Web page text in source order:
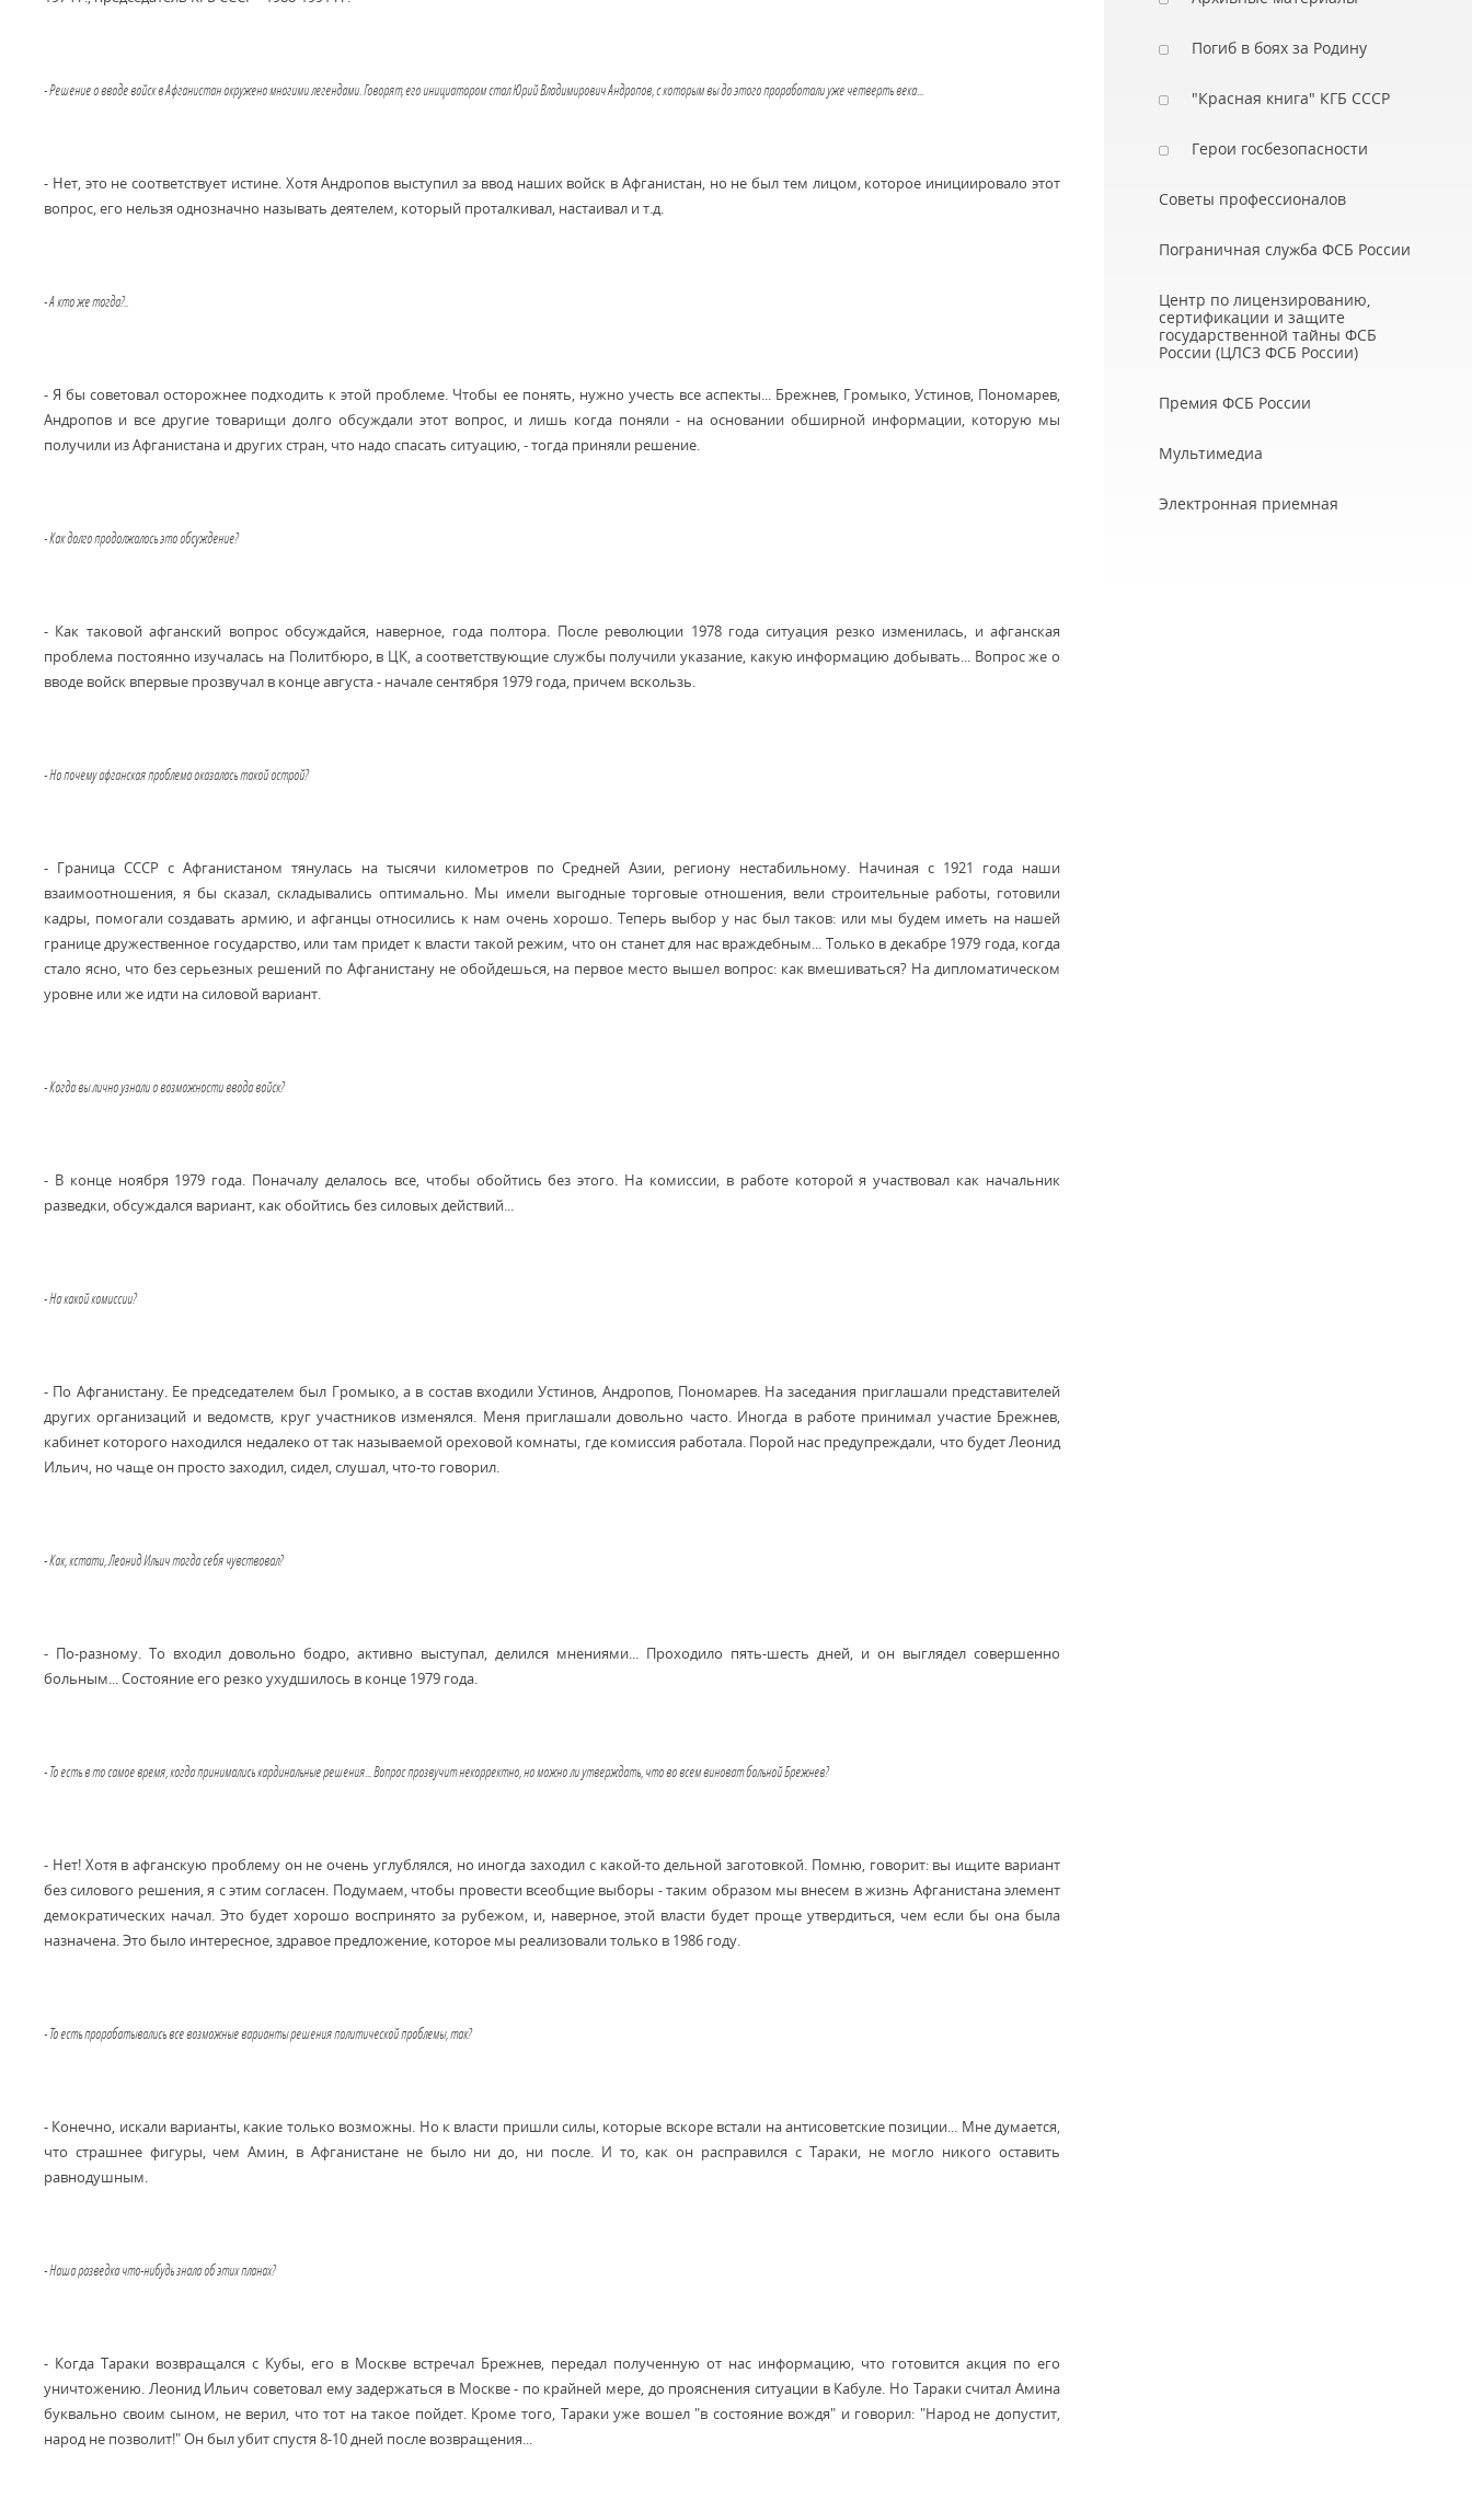
- Решение о вводе войск в Афганистан окружено многими легендами. Говорят, его инициатором стал Юрий Владимирович Андропов, с которым вы до этого проработали уже четверть века...
- Нет, это не соответствует истине. Хотя Андропов выступил за ввод наших войск в Афганистан, но не был тем лицом, которое инициировало этот
вопрос, его нельзя однозначно называть деятелем, который проталкивал, настаивал и т.д.
- А кто же тогда?..
- Я бы советовал осторожнее подходить к этой проблеме. Чтобы ее понять, нужно учесть все аспекты... Брежнев, Громыко, Устинов, Пономарев,
Андропов и все другие товарищи долго обсуждали этот вопрос, и лишь когда поняли - на основании обширной информации, которую мы
получили из Афганистана и других стран, что надо спасать ситуацию, - тогда приняли решение.
- Как долго продолжалось это обсуждение?
- Как таковой афганский вопрос обсуждайся, наверное, года полтора. После революции 1978 года ситуация резко изменилась, и афганская
проблема постоянно изучалась на Политбюро, в ЦК, а соответствующие службы получили указание, какую информацию добывать... Вопрос же о
вводе войск впервые прозвучал в конце августа - начале сентября 1979 года, причем вскользь.
- Но почему афганская проблема оказалась такой острой?
- Граница СССР с Афганистаном тянулась на тысячи километров по Средней Азии, региону нестабильному. Начиная с 1921 года наши
взаимоотношения, я бы сказал, складывались оптимально. Мы имели выгодные торговые отношения, вели строительные работы, готовили
кадры, помогали создавать армию, и афганцы относились к нам очень хорошо. Теперь выбор у нас был таков: или мы будем иметь на нашей
границе дружественное государство, или там придет к власти такой режим, что он станет для нас враждебным... Только в декабре 1979 года, когда
стало ясно, что без серьезных решений по Афганистану не обойдешься, на первое место вышел вопрос: как вмешиваться? На дипломатическом
уровне или же идти на силовой вариант.
- Когда вы лично узнали о возможности ввода войск?
- В конце ноября 1979 года. Поначалу делалось все, чтобы обойтись без этого. На комиссии, в работе которой я участвовал как начальник
разведки, обсуждался вариант, как обойтись без силовых действий...
- На какой комиссии?
- По Афганистану. Ее председателем был Громыко, а в состав входили Устинов, Андропов, Пономарев. На заседания приглашали представителей
других организаций и ведомств, круг участников изменялся. Меня приглашали довольно часто. Иногда в работе принимал участие Брежнев,
кабинет которого находился недалеко от так называемой ореховой комнаты, где комиссия работала. Порой нас предупреждали, что будет Леонид
Ильич, но чаще он просто заходил, сидел, слушал, что-то говорил.
- Как, кстати, Леонид Ильич тогда себя чувствовал?
- По-разному. То входил довольно бодро, активно выступал, делился мнениями... Проходило пять-шесть дней, и он выглядел совершенно
больным... Состояние его резко ухудшилось в конце 1979 года.
- То есть в то самое время, когда принимались кардинальные решения... Вопрос прозвучит некорректно, но можно ли утверждать, что во всем виноват больной Брежнев?
- Нет! Хотя в афганскую проблему он не очень углублялся, но иногда заходил с какой-то дельной заготовкой. Помню, говорит: вы ищите вариант
без силового решения, я с этим согласен. Подумаем, чтобы провести всеобщие выборы - таким образом мы внесем в жизнь Афганистана элемент
демократических начал. Это будет хорошо воспринято за рубежом, и, наверное, этой власти будет проще утвердиться, чем если бы она была
назначена. Это было интересное, здравое предложение, которое мы реализовали только в 1986 году.
- То есть прорабатывались все возможные варианты решения политической проблемы, так?
- Конечно, искали варианты, какие только возможны. Но к власти пришли силы, которые вскоре встали на антисоветские позиции... Мне думается,
что страшнее фигуры, чем Амин, в Афганистане не было ни до, ни после. И то, как он расправился с Тараки, не могло никого оставить
равнодушным.
- Наша разведка что-нибудь знала об этих планах?
- Когда Тараки возвращался с Кубы, его в Москве встречал Брежнев, передал полученную от нас информацию, что готовится акция по его
уничтожению. Леонид Ильич советовал ему задержаться в Москве - по крайней мере, до прояснения ситуации в Кабуле. Но Тараки считал Амина
буквально своим сыном, не верил, что тот на такое пойдет. Кроме того, Тараки уже вошел "в состояние вождя" и говорил: "Народ не допустит,
народ не позволит!" Он был убит спустя 8-10 дней после возвращения...
Погиб в боях за Родину
"Красная книга" КГБ СССР
Герои госбезопасности
Советы профессионалов
Пограничная служба ФСБ России
Центр по лицензированию,
сертификации и защите
государственной тайны ФСБ
России (ЦЛСЗ ФСБ России)
Премия ФСБ России
Мультимедиа
Электронная приемная